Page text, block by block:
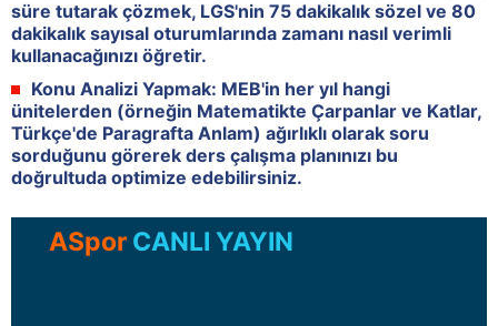
süre tutarak çözmek, LGS'nin 75 dakikalık sözel ve 80
dakikalık sayısal oturumlarında zamanı nasıl verimli
kullanacağınızı öğretir.
Konu Analizi Yapmak: MEB'in her yıl hangi
ünitelerden (örneğin Matematikte Çarpanlar ve Katlar,
Türkçe'de Paragrafta Anlam) ağırlıklı olarak soru
sorduğunu görerek ders çalışma planınızı bu
doğrultuda optimize edebilirsiniz.
ASpor CANLI YAYIN